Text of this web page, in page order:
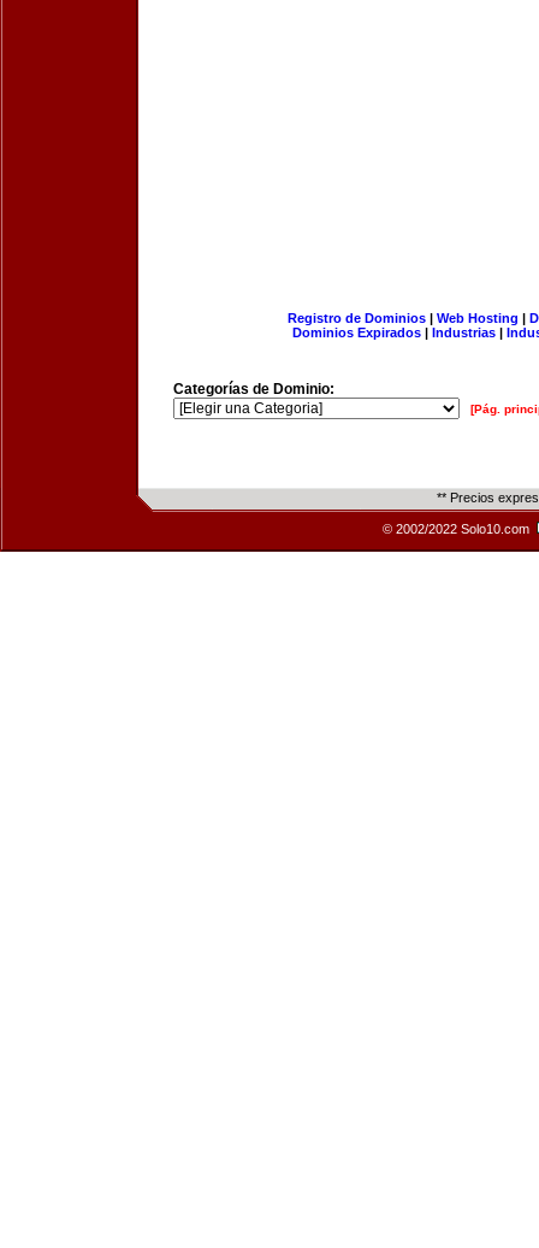
Registro de Dominios| Web Hosting |
Dominios Expirados | Industrias |
Categorías de Dominio:
[Pág.
** Precios
© 2002/2022 Solo10.com